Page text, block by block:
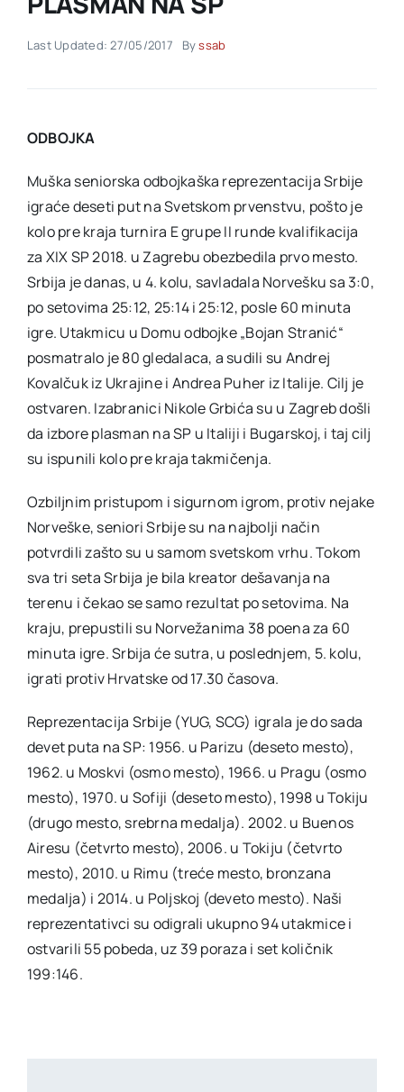
Akti SSAB
Last Updated: 27/05/2017 Byssab
ODBOJKA
Muška seniorska odbojkaška reprezentacija Srbije
igraće deseti put na Svetskom prvenstvu, pošto je
kolo pre kraja turnira E grupe II runde kvalifikacija
za XIX SP 2018. u Zagrebu obezbedila prvo mesto.
Srbija je danas, u 4. kolu, savladala Norvešku sa 3:0,
po setovima 25:12, 25:14 i 25:12, posle 60 minuta
igre. Utakmicu u Domu odbojke „Bojan Stranić“
posmatralo je 80 gledalaca, a sudili su Andrej
Kovalčuk iz Ukrajine i Andrea Puher iz Italije. Cilj je
ostvaren. Izabranici Nikole Grbića su u Zagreb došli
da izbore plasman na SP u Italiji i Bugarskoj, i taj cilj
su ispunili kolo pre kraja takmičenja.
Ozbiljnim pristupom i sigurnom igrom, protiv nejake
Norveške, seniori Srbije su na najbolji način
potvrdili zašto su u samom svetskom vrhu. Tokom
sva tri seta Srbija je bila kreator dešavanja na
terenu i čekao se samo rezultat po setovima. Na
kraju, prepustili su Norvežanima 38 poena za 60
minuta igre. Srbija će sutra, u poslednjem, 5. kolu,
igrati protiv Hrvatske od 17.30 časova.
Reprezentacija Srbije (YUG, SCG) igrala je do sada
devet puta na SP: 1956. u Parizu (deseto mesto),
1962. u Moskvi (osmo mesto), 1966. u Pragu (osmo
mesto), 1970. u Sofiji (deseto mesto), 1998 u Tokiju
(drugo mesto, srebrna medalja). 2002. u Buenos
Airesu (četvrto mesto), 2006. u Tokiju (četvrto
mesto), 2010. u Rimu (treće mesto, bronzana
medalja) i 2014. u Poljskoj (deveto mesto). Naši
reprezentativci su odigrali ukupno 94 utakmice i
ostvarili 55 pobeda, uz 39 poraza i set količnik
199:146.